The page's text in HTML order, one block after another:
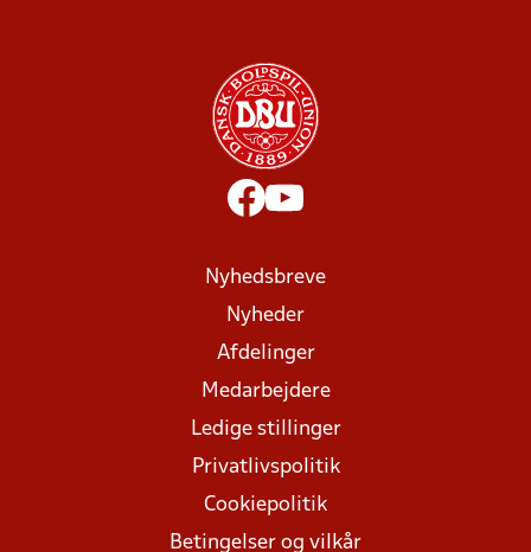
Nyhedsbreve
Nyheder
Afdelinger
Medarbejdere
Ledige stillinger
Privatlivspolitik
Cookiepolitik
Betingelser og vilkår